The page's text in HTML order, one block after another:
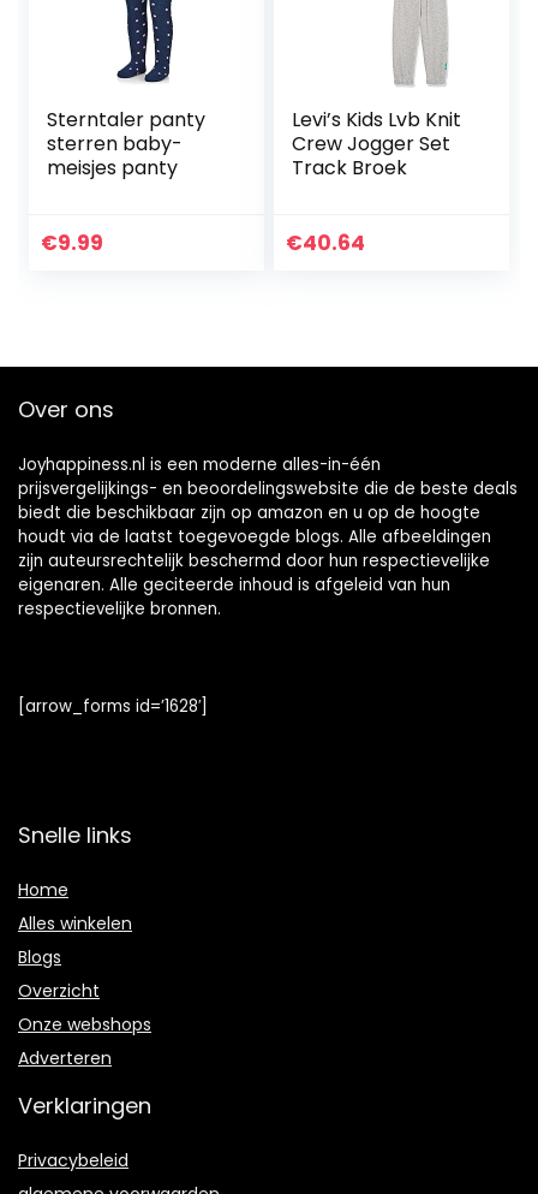
Sterntaler panty
sterren baby-
meisjes panty
€9.99
Levi’s Kids Lvb Knit
Crew Jogger Set
Track Broek
€40.64
Over ons
Joyhappiness.nl is een moderne alles-in-één
prijsvergelijkings- en beoordelingswebsite die de beste deals
biedt die beschikbaar zijn op amazon en u op de hoogte
houdt via de laatst toegevoegde blogs. Alle afbeeldingen
zijn auteursrechtelijk beschermd door hun respectievelijke
eigenaren. Alle geciteerde inhoud is afgeleid van hun
respectievelijke bronnen.
[arrow_forms id=’1628′]
Snelle links
Home
Alles winkelen
Blogs
Overzicht
Onze webshops
Adverteren
Verklaringen
Privacybeleid